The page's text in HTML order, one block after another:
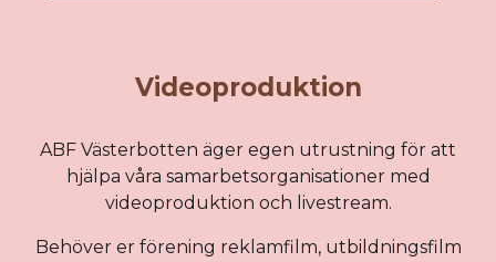
Videoproduktion
ABF Västerbotten äger egen utrustning för att
hjälpa våra samarbetsorganisationer med
videoproduktion och livestream.
Behöver er förening reklamfilm, utbildningsfilm